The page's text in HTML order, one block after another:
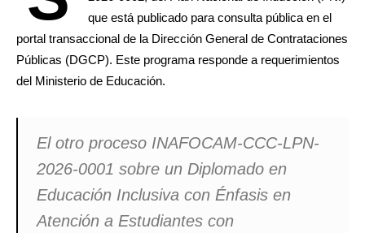
que está publicado para consulta pública en el
portal transaccional de la Dirección General de Contrataciones
Públicas (DGCP). Este programa responde a requerimientos
del Ministerio de Educación.
El otro proceso INAFOCAM-CCC-LPN-
2026-0001 sobre un Diplomado en
Educación Inclusiva con Énfasis en
Atención a Estudiantes con